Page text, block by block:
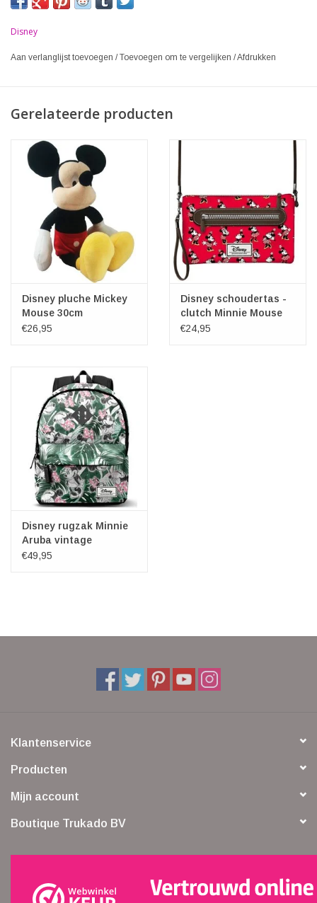
Disney
Aan verlanglijst toevoegen /Toevoegen om te vergelijken /Afdrukken
Gerelateerde producten
Disney pluche Mickey
Mouse 30cm
€26,95
Disney schoudertas -
clutch Minnie Mouse
Cheerful
€24,95
Disney rugzak Minnie
Aruba vintage
€49,95
Klantenservice
Producten
Mijn account
Boutique Trukado BV